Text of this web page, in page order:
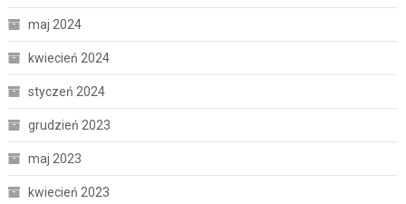
maj 2024
kwiecień 2024
styczeń 2024
grudzień 2023
maj 2023
kwiecień 2023